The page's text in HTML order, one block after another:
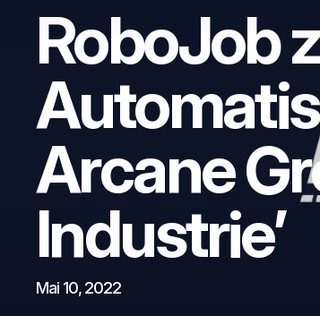
RoboJob
Arcane
Industrie’
Mai 10, 2022